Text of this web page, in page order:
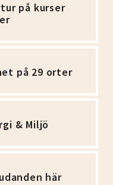
på kurser
på 29 orter
& Miljö
här